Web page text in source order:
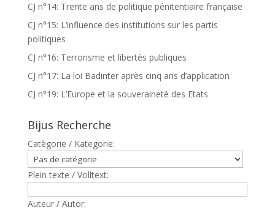
CJ n°14: Trente ans de politique pénitentiaire française
CJ n°15: L’influence des institutions sur les partis
politiques
CJ n°16: Terrorisme et libertés publiques
CJ n°17: La loi Badinter après cinq ans d’application
CJ n°19: L’Europe et la souveraineté des Etats
Bijus Recherche
Catègorie / Kategorie:
Plein texte / Volltext:
Auteur / Autor: